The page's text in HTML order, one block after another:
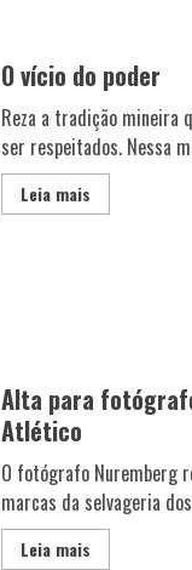
O vício do poder
Reza a tradição mineira
ser respeitados. Nessa
Leia mais
Alta para
Atlético
O fotógrafo Nuremberg
marcas da selvageria
Leia mais